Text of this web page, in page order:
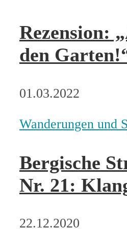
Rezension:
den
01.03.2022
Wanderungen und
Bergische
Nr. 21:
22.12.2020